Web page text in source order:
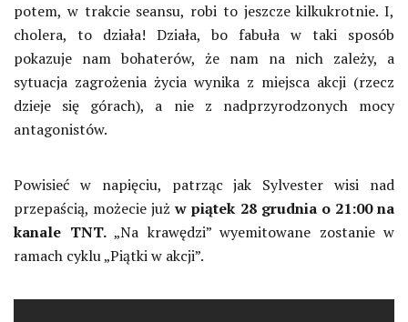
potem, w trakcie seansu, robi to jeszcze kilkukrotnie. I,
cholera, to działa! Działa, bo fabuła w taki sposób
pokazuje nam bohaterów, że nam na nich zależy, a
sytuacja zagrożenia życia wynika z miejsca akcji (rzecz
dzieje się górach), a nie z nadprzyrodzonych mocy
antagonistów.
Powisieć w napięciu, patrząc jak Sylvester wisi nad
przepaścią, możecie jużw piątek 28 grudnia o 21:00 na
kanale TNT.„Na krawędzi” wyemitowane zostanie w
ramach cyklu „Piątki w akcji”.